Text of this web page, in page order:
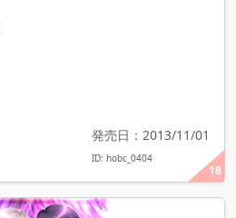
18
発売日：2013/11/01
ID: hobc_0404